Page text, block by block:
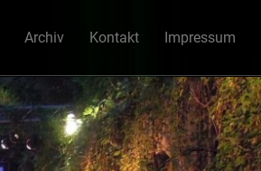
Archiv Kontakt Impressum